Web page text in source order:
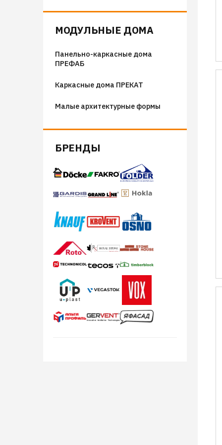
Адресные таблички, указатели,
декор
Козырьки на входные группы
МОДУЛЬНЫЕ ДОМА
Панельно-каркасные дома
ПРЕФАБ
Каркасные дома ПРЕКАТ
Малые архитектурные формы
БРЕНДЫ